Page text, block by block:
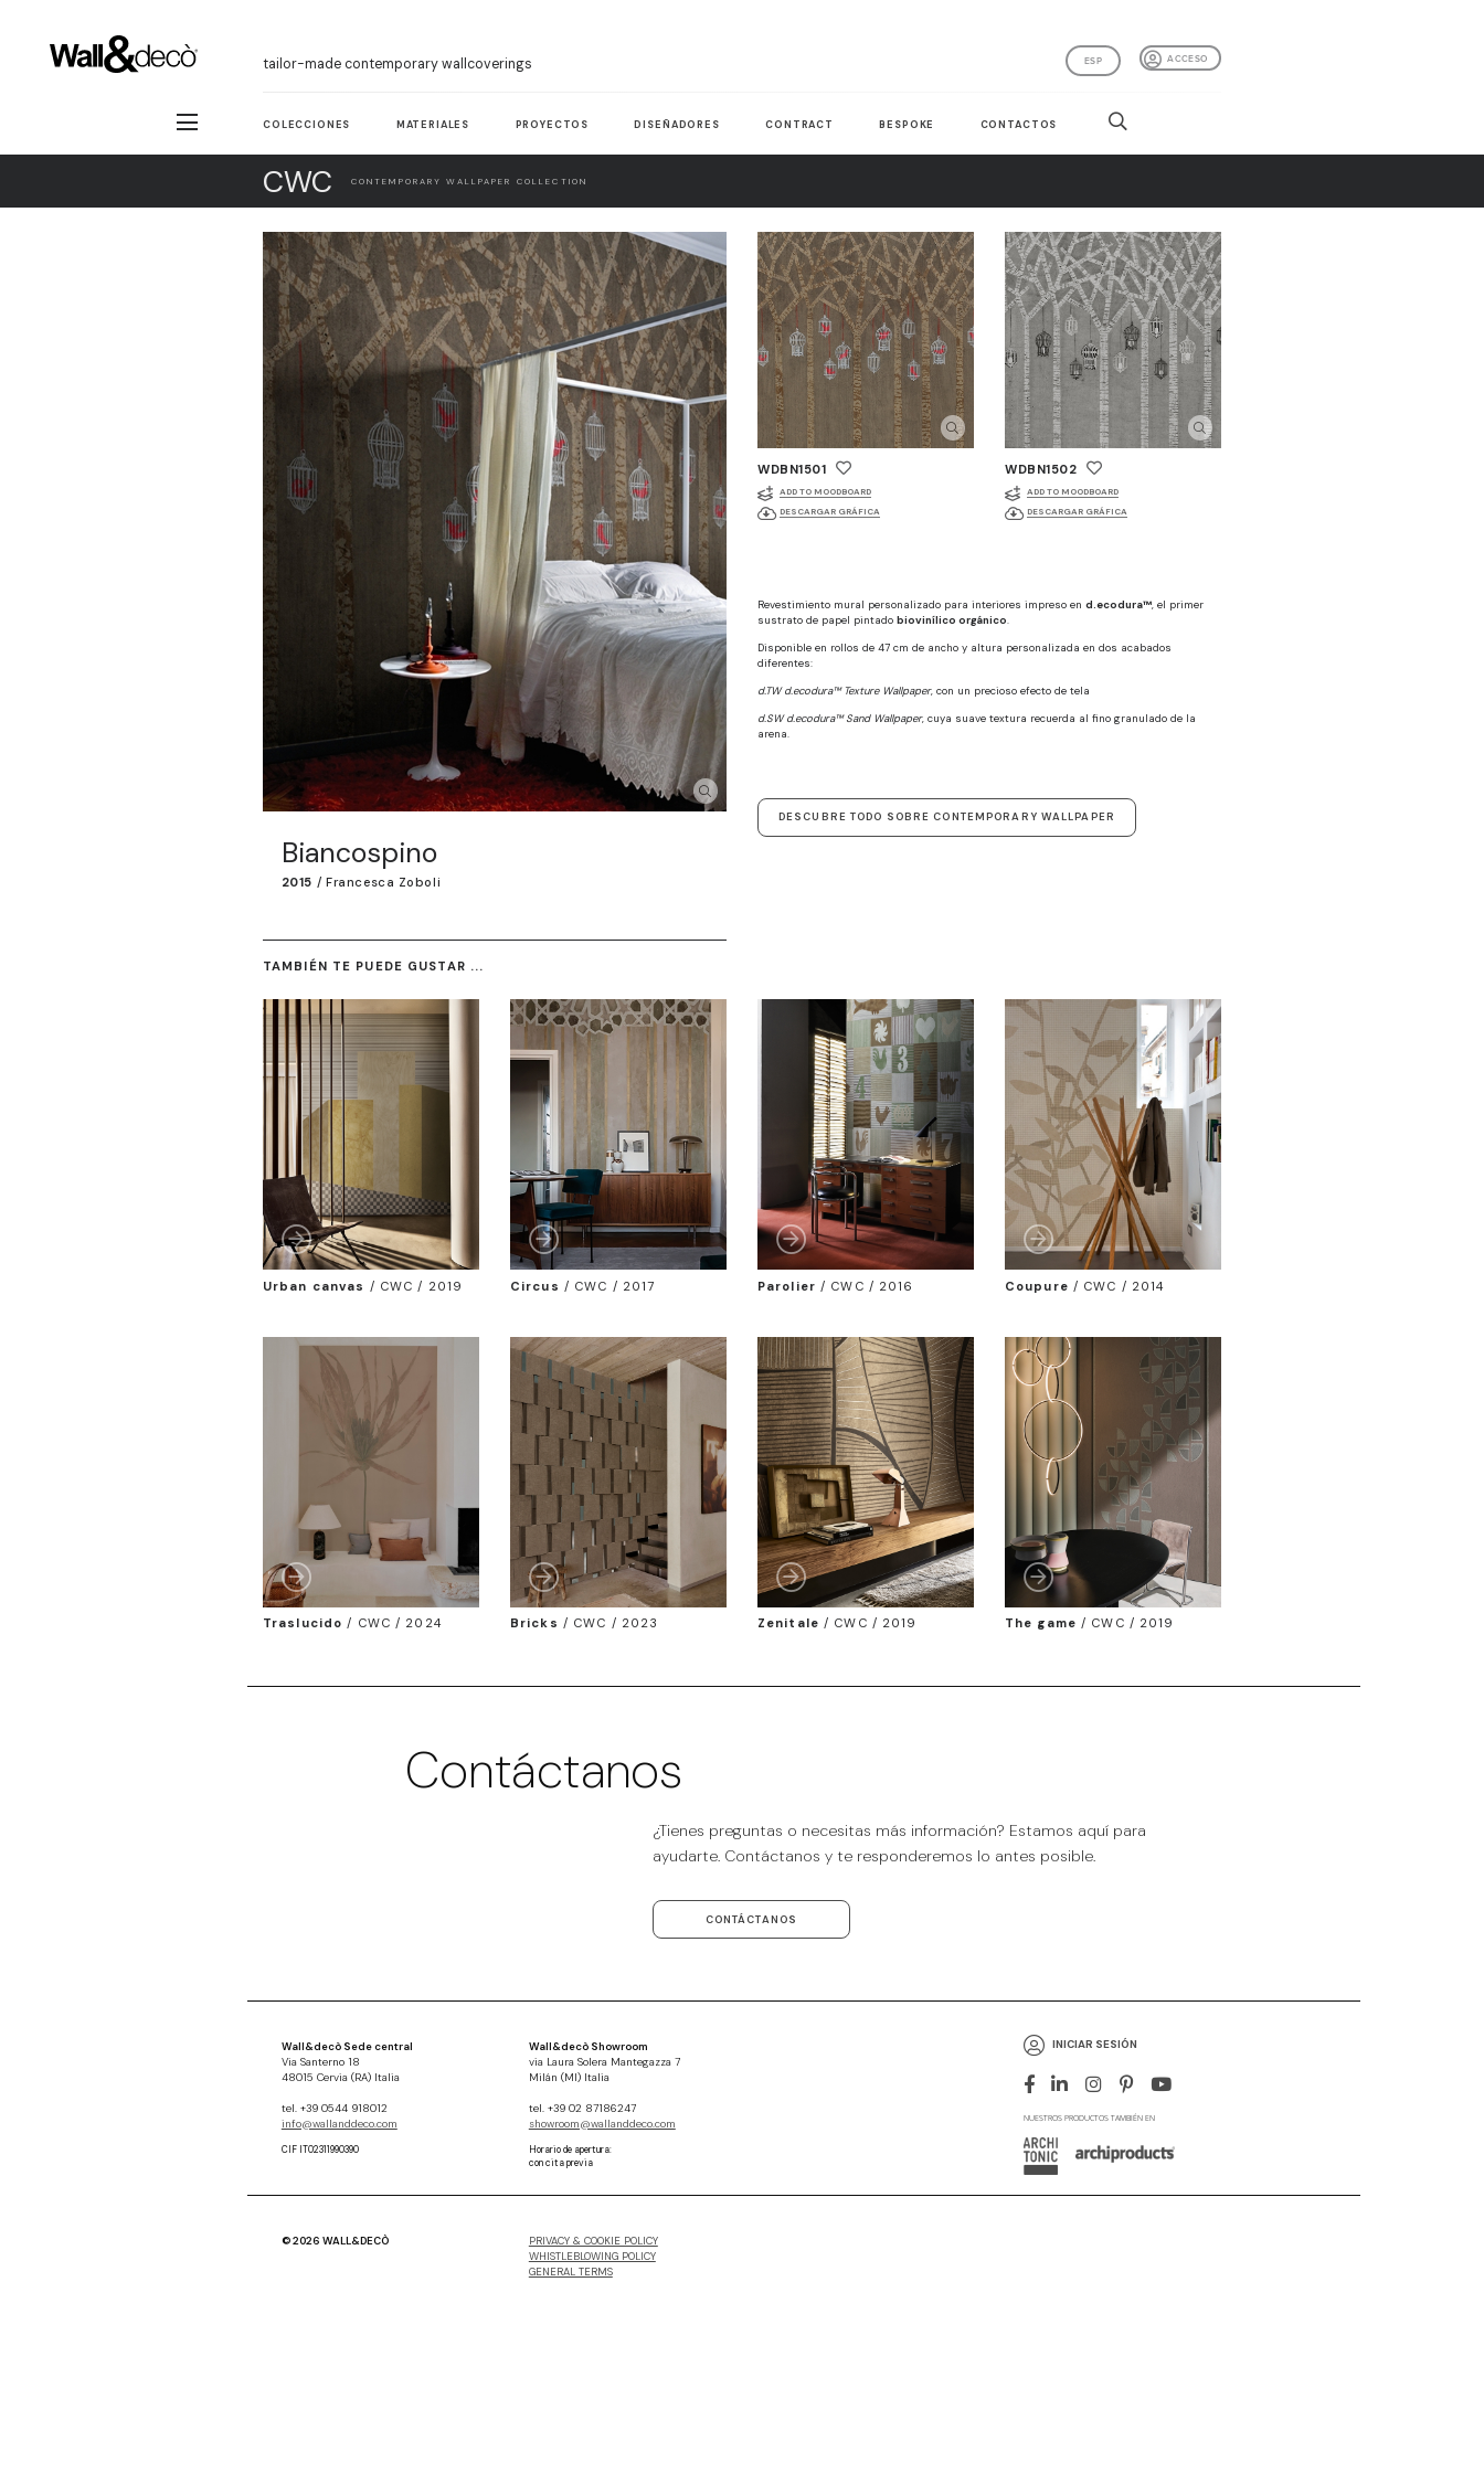
tailor-made contemporary wallcoverings ACCESO
ESP
COLECCIONES MATERIALES PROYECTOS DISEÑADORES CONTRACT BESPOKE CONTACTOS
CWC CONTEMPORARY WALLPAPER COLLECTION
Biancospino
2015 / Francesca Zoboli
WDBN1501
ADD TO MOODBOARD
DESCARGAR GRÁFICA
WDBN1502
ADD TO MOODBOARD
DESCARGAR GRÁFICA
Revestimiento mural personalizado para interiores impreso en d.ecodura™, el primer
sustrato de papel pintado biovinílico orgánico.
Disponible en rollos de 47 cm de ancho y altura personalizada en dos acabados
diferentes:
d.TW d.ecodura™ Texture Wallpaper, con un precioso efecto de tela
d.SW d.ecodura™ Sand Wallpaper, cuya suave textura recuerda al fino granulado de la
arena.
DESCUBRE TODO SOBRE CONTEMPORARY WALLPAPER
TAMBIÉN TE PUEDE GUSTAR ...
Urban canvas / CWC / 2019 Circus / CWC / 2017 Parolier / CWC / 2016 Coupure / CWC / 2014
Traslucido / CWC / 2024 Bricks / CWC / 2023 Zenitale / CWC / 2019 The game / CWC / 2019
Contáctanos
¿Tienes preguntas o necesitas más información? Estamos aquí para
ayudarte. Contáctanos y te responderemos lo antes posible.
CONTÁCTANOS
Wall&decò Sede central
Via Santerno 18
48015 Cervia (RA) Italia
tel. +39 0544 918012
info@wallanddeco.com
CIF IT02311990390
Wall&decò Showroom
via Laura Solera Mantegazza 7
Milán (MI) Italia
tel. +39 02 87186247
showroom@wallanddeco.com
Horario de apertura:
con cita previa
INICIAR SESIÓN
NUESTROS PRODUCTOS TAMBIÉN EN
© 2026 WALL&DECÒ
PRIVACY & COOKIE POLICY
WHISTLEBLOWING POLICY
GENERAL TERMS